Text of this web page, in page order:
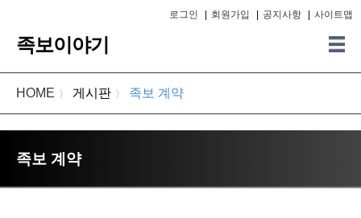
족보이야기
로그인 회원가입 공지사항 사이트맵
HOME 〉 게시판 〉 족보 계약
족보 계약